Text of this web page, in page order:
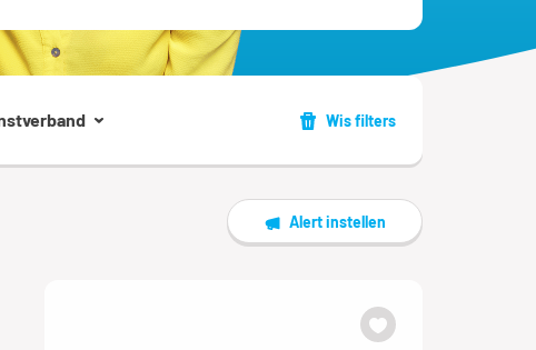
Wis filters
Alert instellen